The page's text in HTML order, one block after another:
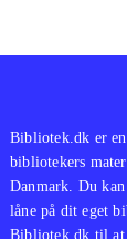
Bibliotek.dk er
bibliotekers
Danmark. Du
låne på dit eget
Bibliotek.dk til at